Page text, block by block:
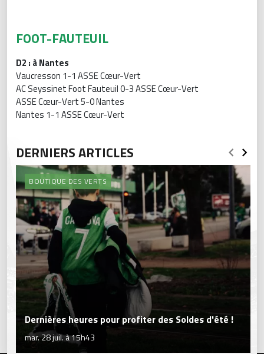
FOOT-FAUTEUIL
D2 : à Nantes
Vaucresson 1-1 ASSE Cœur-Vert
AC Seyssinet Foot Fauteuil 0-3 ASSE Cœur-Vert
ASSE Cœur-Vert 5-0 Nantes
Nantes 1-1 ASSE Cœur-Vert
DERNIERS ARTICLES
BOUTIQUE DES VERTS
Dernières heures pour profiter des Soldes d'été !
mar. 28 juil. à 15h43